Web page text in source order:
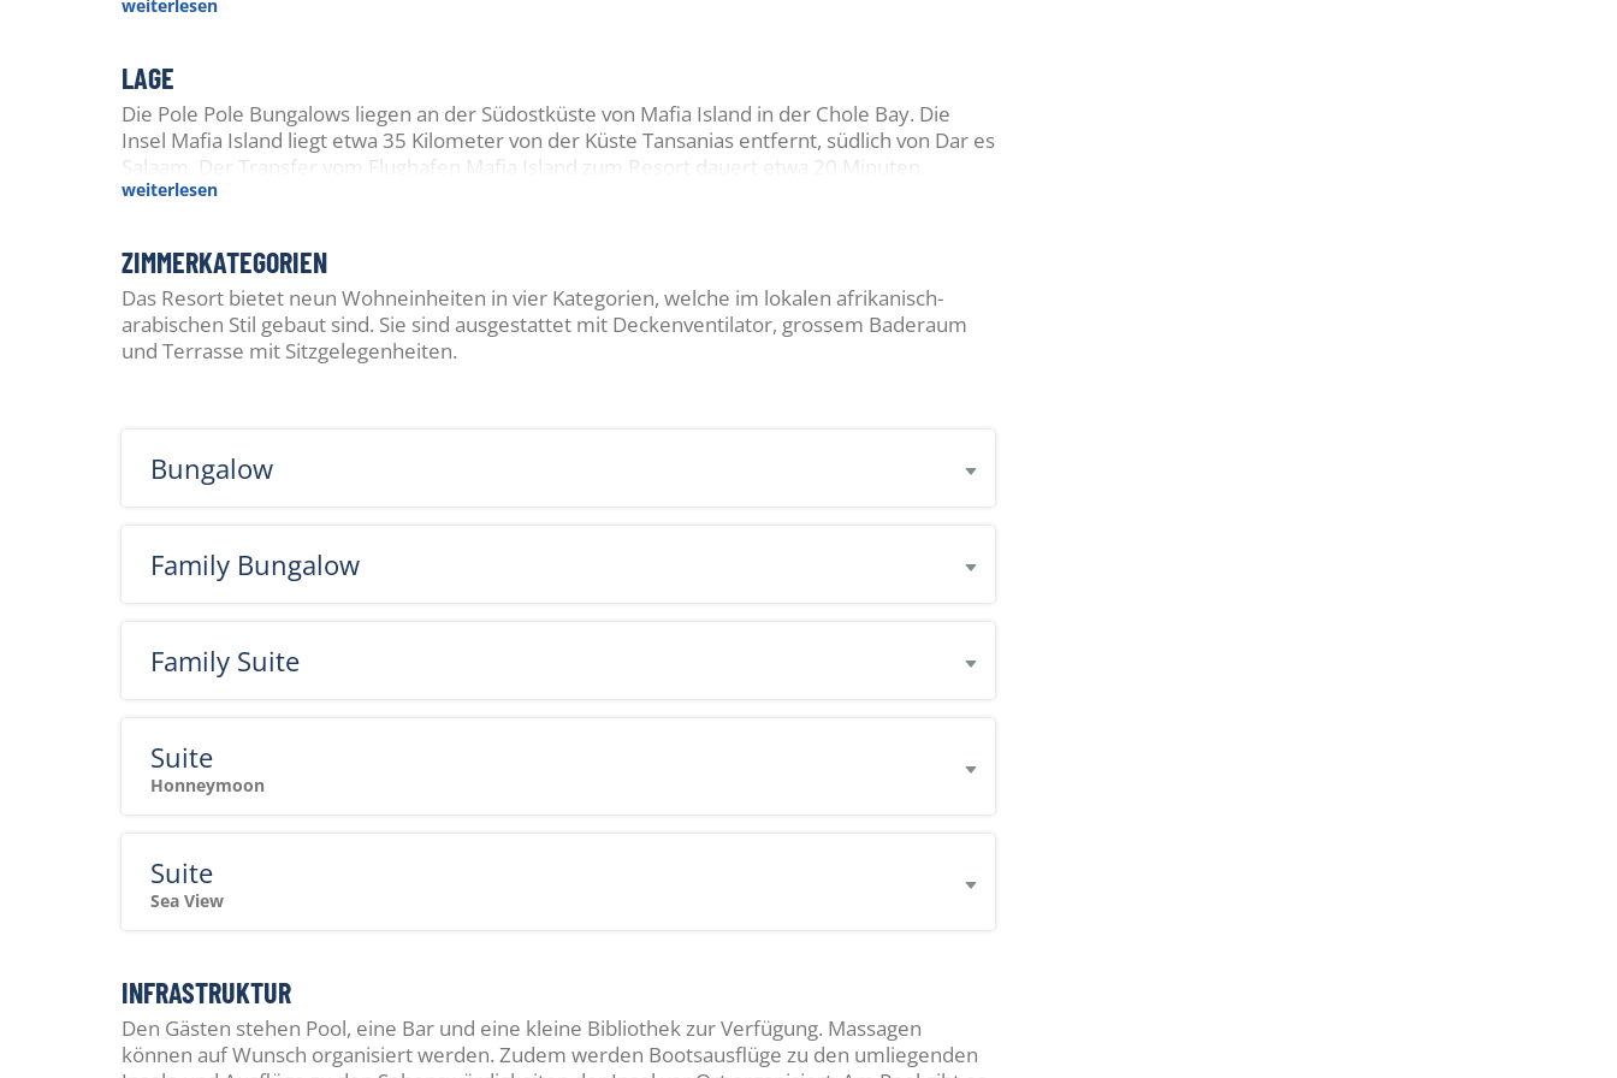
in einer atemberaubenden Umgebung sehnen.
weiterlesen
LAGE
Die Pole Pole Bungalows liegen an der Südostküste von Mafia Island in der Chole Bay. Die
Insel Mafia Island liegt etwa 35 Kilometer von der Küste Tansanias entfernt, südlich von Dar es
Salaam. Der Transfer vom Flughafen Mafia Island zum Resort dauert etwa 20 Minuten.
weiterlesen
ZIMMERKATEGORIEN
Das Resort bietet neun Wohneinheiten in vier Kategorien, welche im lokalen afrikanisch-
arabischen Stil gebaut sind. Sie sind ausgestattet mit Deckenventilator, grossem Baderaum
und Terrasse mit Sitzgelegenheiten.
Bungalow
Family Bungalow
Family Suite
Suite
Honneymoon
Suite
Sea View
INFRASTRUKTUR
Den Gästen stehen Pool, eine Bar und eine kleine Bibliothek zur Verfügung. Massagen
können auf Wunsch organisiert werden. Zudem werden Bootsausflüge zu den umliegenden